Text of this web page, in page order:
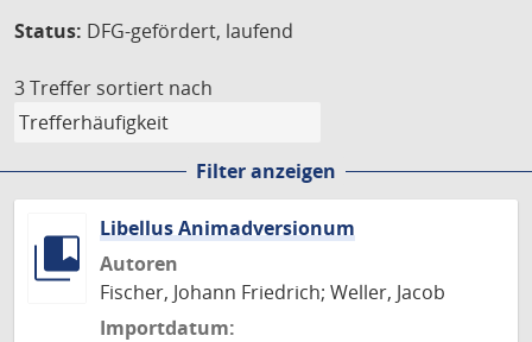
Status: DFG-gefördert, laufend
3 Treffer sortiert nach
Filter anzeigen
Libellus Animadversionum
Autoren
Fischer, Johann Friedrich; Weller, Jacob
Importdatum: